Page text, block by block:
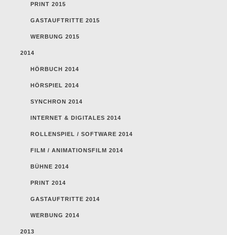
PRINT 2015
GASTAUFTRITTE 2015
WERBUNG 2015
2014
HÖRBUCH 2014
HÖRSPIEL 2014
SYNCHRON 2014
INTERNET & DIGITALES 2014
ROLLENSPIEL / SOFTWARE 2014
FILM / ANIMATIONSFILM 2014
BÜHNE 2014
PRINT 2014
GASTAUFTRITTE 2014
WERBUNG 2014
2013